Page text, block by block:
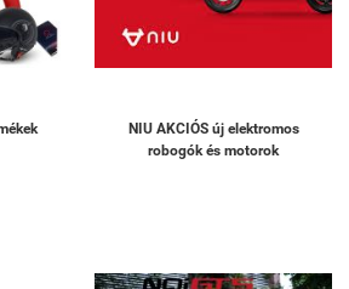
NIU AKCIÓS új elektromos
robogók és motorok